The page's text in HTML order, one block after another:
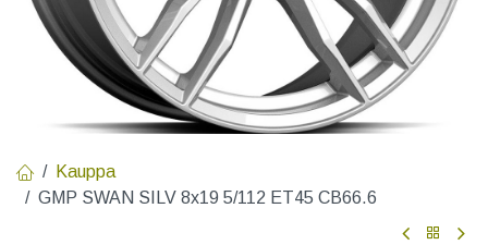
Kauppa
GMP SWAN SILV 8x19 5/112 ET45 CB66.6